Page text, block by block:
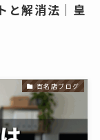
と解消法｜皇
百名店ブログ